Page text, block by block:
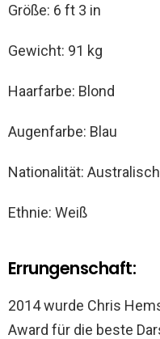
Größe: 6 ft 3 in
Gewicht: 91 kg
Haarfarbe: Blond
Augenfarbe: Blau
Nationalität: Australisch
Ethnie: Weiß
Errungenschaft:
2014 wurde Chris
Award für die beste